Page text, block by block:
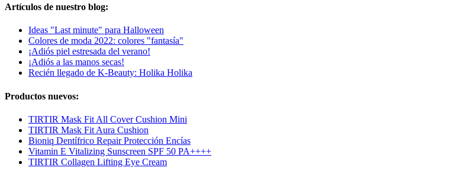
Artículos de nuestro blog:
Ideas "Last minute" para Halloween
Colores de moda 2022: colores "fantasía"
¡Adiós piel estresada del verano!
¡Adiós a las manos secas!
Recién llegado de K-Beauty: Holika Holika
Productos nuevos:
TIRTIR Mask Fit All Cover Cushion Mini
TIRTIR Mask Fit Aura Cushion
Bioniq Dentífrico Repair Protección Encías
Vitamin E Vitalizing Sunscreen SPF 50 PA++++
TIRTIR Collagen Lifting Eye Cream